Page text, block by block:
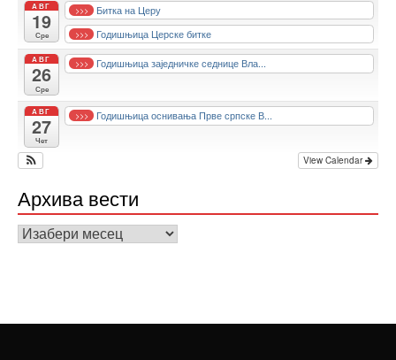
АВГ
19
Сре
>>> Битка на Церу
>>> Годишњица Церске битке
АВГ
26
Сре
>>> Годишњица заједничке седнице Вла...
АВГ
27
Чет
>>> Годишњица оснивања Прве српске В...
View Calendar
Архива вести
Архива